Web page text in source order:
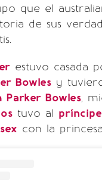
que el
de sus
estuvo casada
Bowles y
Parker Bowles,
tuvo al
con la princesa